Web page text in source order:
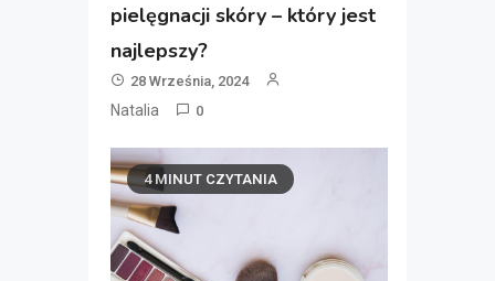
pielęgnacji skóry – który jest
najlepszy?
28 Września, 2024
Natalia 0
4 MINUT CZYTANIA